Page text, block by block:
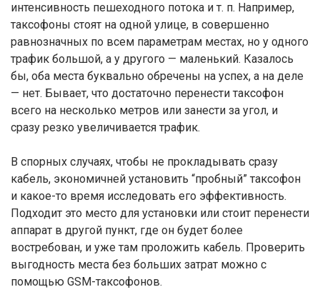
интенсивность пешеходного потока и т. п. Например,
таксофоны стоят на одной улице, в совершенно
равнозначных по всем параметрам местах, но у одного
трафик большой, а у другого — маленький. Казалось
бы, оба места буквально обречены на успех, а на деле
— нет. Бывает, что достаточно перенести таксофон
всего на несколько метров или занести за угол, и
сразу резко увеличивается трафик.
В спорных случаях, чтобы не прокладывать сразу
кабель, экономичней установить “пробный” таксофон
и какое-то время исследовать его эффективность.
Подходит это место для установки или стоит перенести
аппарат в другой пункт, где он будет более
востребован, и уже там проложить кабель. Проверить
выгодность места без больших затрат можно с
помощью GSM-таксофонов.